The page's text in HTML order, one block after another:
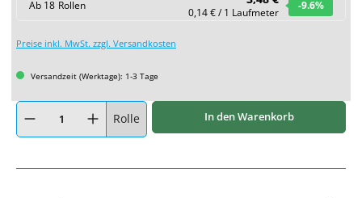
Ab 18 Rollen
0,14 € / 1 Laufmeter
-9.6%
Preise inkl. MwSt. zzgl. Versandkosten
Versandzeit (Werktage): 1-3 Tage
Produkt Anzahl: Gib den gewünschten Wert ein oder benutze die Schaltflächen
Rolle In den Warenkorb